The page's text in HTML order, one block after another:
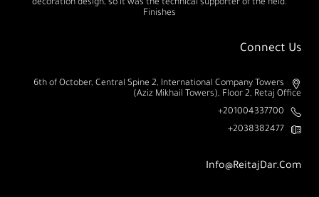
decoration design, so it was the technical supporter of the field.
Finishes
Connect Us
6th of October, Central Spine 2, International Company Towers
(Aziz Mikhail Towers), Floor 2, Retaj Office
201004337700+
2038382477+
Info@ReitajDar.com